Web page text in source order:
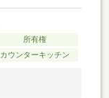
所有権
カウンターキッチン